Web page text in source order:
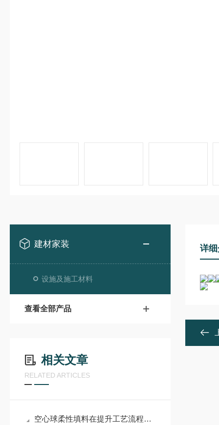
建材家装
设施及施工材料
查看全部产品
相关文章
RELATED ARTICLES
空心球柔性填料在提升工艺流程效率的同时改善了环保性能
详